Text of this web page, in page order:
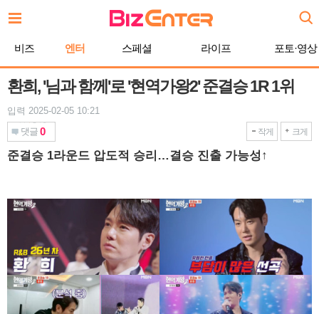
문
비즈 엔터 스페셜 라이프 포토·영상
환희, '님과 함께'로 '현역가왕2' 준결승 1R 1위
입력 2025-02-05 10:21
댓글 0 작게 크게
준결승 1라운드 압도적 승리…결승 진출 가능성↑